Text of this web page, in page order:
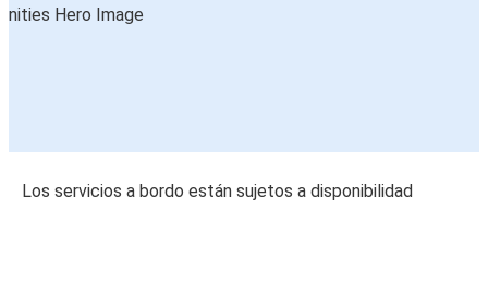
Los servicios a bordo están sujetos a disponibilidad